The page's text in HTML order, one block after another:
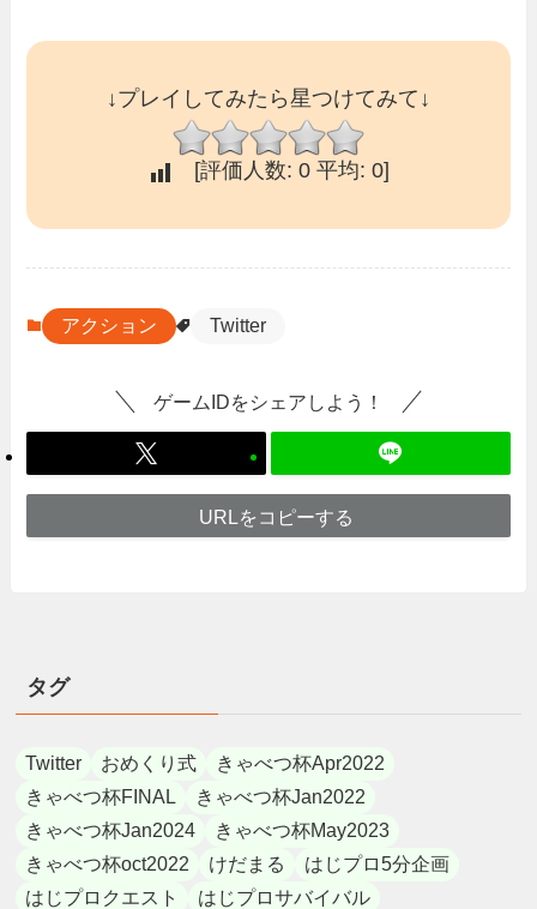
↓プレイしてみたら星つけてみて↓
[評価人数: 0平均: 0]
アクション Twitter
ゲームIDをシェアしよう！
URLをコピーする
タグ
Twitter おめくり式
きゃべつ杯Apr2022
きゃべつ杯FINAL
きゃべつ杯Jan2022
きゃべつ杯Jan2024
きゃべつ杯May2023
きゃべつ杯oct2022
けだまる
はじプロ5分企画
はじプロクエスト
はじプロサバイバル